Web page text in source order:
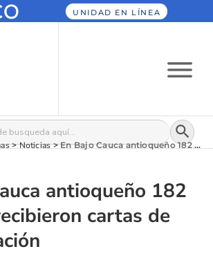
UNIDAD EN LÍNEA
Botón
>Noticias>En Bajo Cauca antioqueño 182 víctimas recibieron cartas de indemnización
antioqueño 182
cartas de